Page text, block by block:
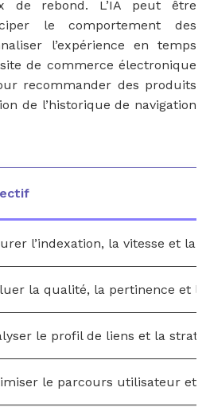
de rebond. L’IA peut être
le comportement des
l’expérience en temps
de commerce électronique
recommander des produits
de l’historique de navigation
l’indexation, la vitesse et la
la qualité, la pertinence et
le profil de liens et la
le parcours utilisateur et